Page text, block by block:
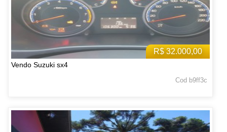
R$ 32.000,00
Vendo Suzuki sx4
Cod b9ff3c